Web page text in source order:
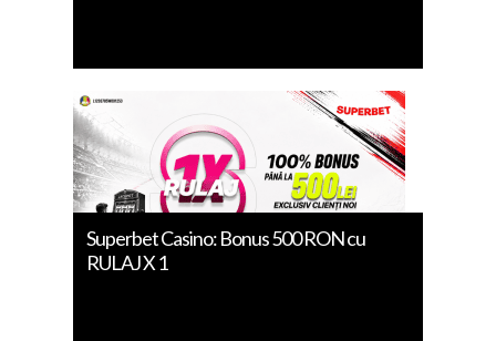
Superbet Casino: Bonus 500 RON cu
RULAJ X 1